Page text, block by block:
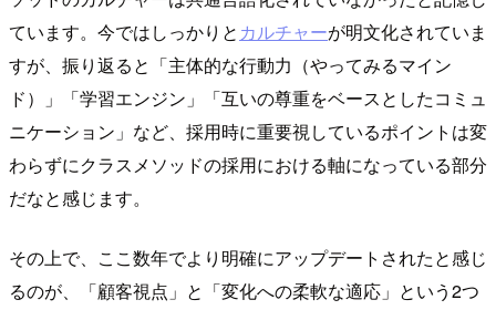
ています。今ではしっかりと カルチャーが明文化されていま
すが、振り返ると「主体的な行動力（やってみるマイン
ド）」「学習エンジン」「互いの尊重をベースとしたコミュ
ニケーション」など、採用時に重要視しているポイントは変
わらずにクラスメソッドの採用における軸になっている部分
だなと感じます。
その上で、ここ数年でより明確にアップデートされたと感じ
るのが、「顧客視点」と「変化への柔軟な適応」という2つ